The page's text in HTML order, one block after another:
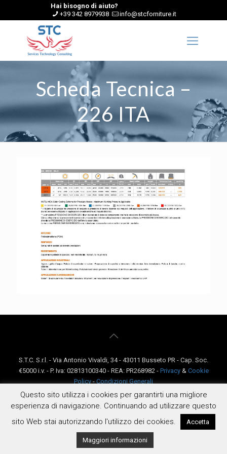
Hai bisogno di aiuto?
+39 342 8979938
info@stcforniture.it
Scheda Tecnica –
226 ITA
S.T.C. S.r.l. - Via Antonio Vivaldi, 34 - 43011 Busseto PR - Cap. Soc.
€5000 i.v. - P. Iva: 02813100340 - REA: PR268982 - Privacy& Cookie
Policy-Condizioni Generali
Questo sito utilizza i cookies per garantirti una migliore
esperienza di navigazione. Continuando ad utilizzare questo
sito Web stai autorizzando l'utilizzo dei cookies.
Accetta
Maggiori informazioni